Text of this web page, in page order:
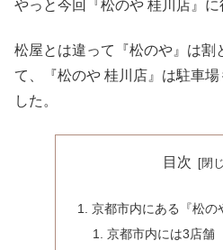
やっと今回『松のや 桂川店』に
松屋とは違って『松のや』は割
て、『松のや 桂川店』は駐車
した。
目次
京都市内にある『松の
京都市内には3店舗